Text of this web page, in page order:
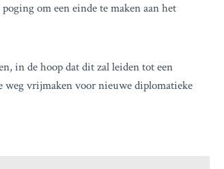
om een einde te maken aan het
in de hoop dat dit zal leiden tot een
weg vrijmaken voor nieuwe diplomatieke